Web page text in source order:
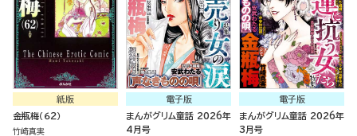
紙版
金瓶梅（６２）
竹崎真実
電子版
まんがグリム童話 2026年
4月号
電子版
まんがグリム童話 2026年
3月号